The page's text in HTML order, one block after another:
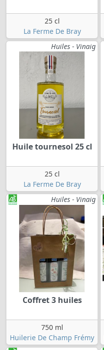
25 cl
La Ferme De Bray
Huiles - Vinaig
Huile tournesol 25 cl
25 cl
La Ferme De Bray
Huiles - Vinaig
Coffret 3 huiles
750 ml
Huilerie De Champ Frémy